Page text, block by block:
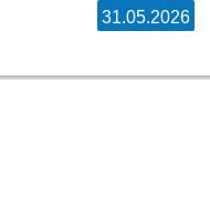
31.05.2026